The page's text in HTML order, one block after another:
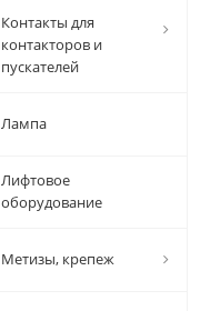
Контакты для
контакторов и
пускателей
Лампа
Лифтовое
оборудование
Метизы, крепеж